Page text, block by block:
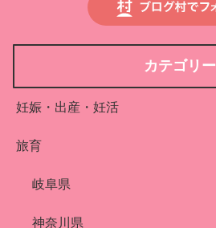
カテゴリー
妊娠・出産・妊活
旅育
岐阜県
神奈川県